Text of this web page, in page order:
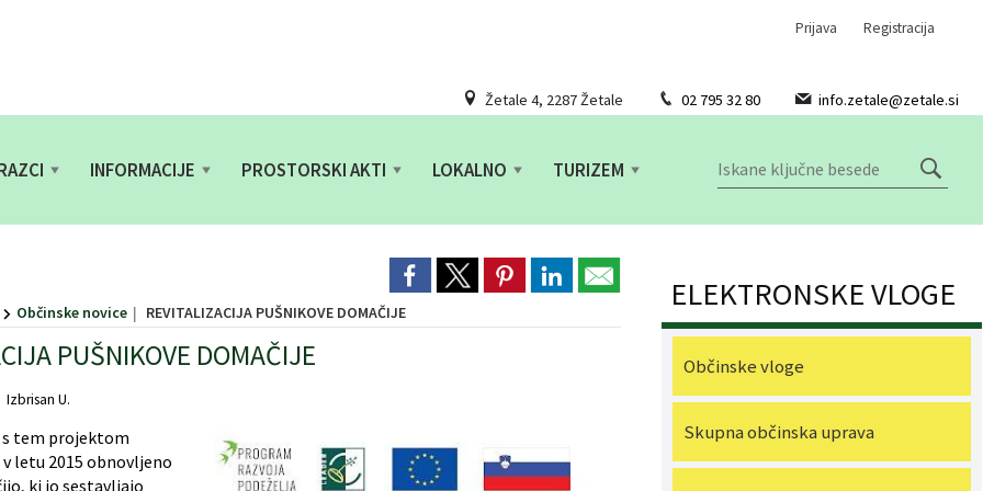
Žetale 4, 2287 Žetale 02 795 32 80 info.zetale@zetale.si
Prijava Registracija
INFORMACIJE PROSTORSKI AKTI LOKALNO TURIZEM
Občinske novice REVITALIZACIJA PUŠNIKOVE DOMAČIJE
PUŠNIKOVE DOMAČIJE
Izbrisan U.
tem projektom
letu 2015 obnovljeno
ki jo sestavljajo
ELEKTRONSKE VLOGE
Občinske vloge
Skupna občinska uprava